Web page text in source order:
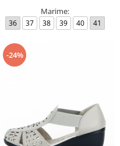
Marime:
36 37 38 39 40 41
-24%